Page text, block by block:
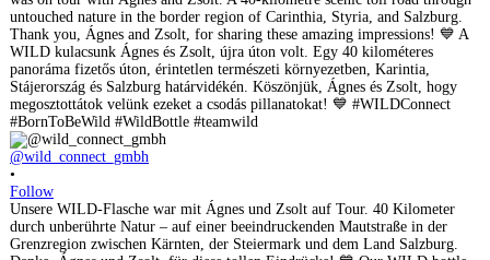
@wild_connect_gmbh
•
Follow
Unsere WILD-Flasche war mit Ágnes und Zsolt auf Tour. 40 Kilometer
durch unberührte Natur – auf einer beeindruckenden Mautstraße in der
Grenzregion zwischen Kärnten, der Steiermark und dem Land Salzburg.